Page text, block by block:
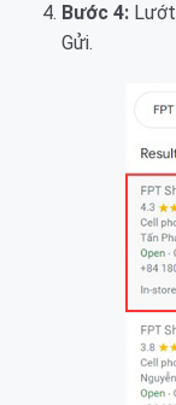
Bước 4:
Gửi.